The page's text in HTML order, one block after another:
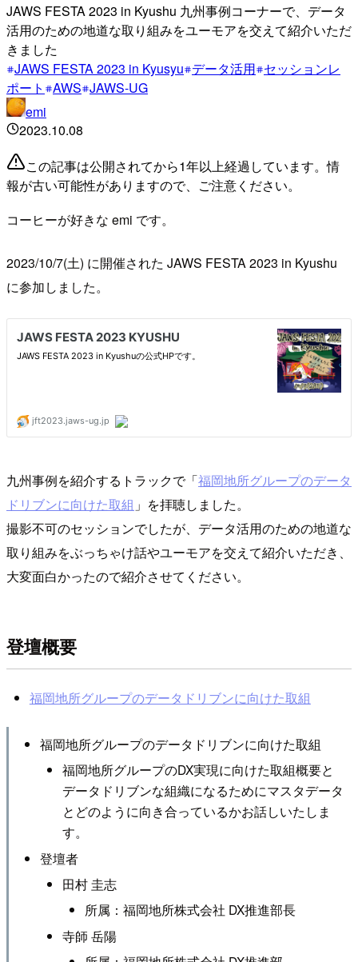
JAWS FESTA 2023 in Kyushu 九州事例コーナーで、データ
活用のための地道な取り組みをユーモアを交えて紹介いただ
きました
JAWS FESTA 2023 in Kyusyu データ活用 セッションレ
ポート
AWS JAWS-UG
emi
2023.10.08
この記事は公開されてから1年以上経過しています。情
報が古い可能性がありますので、ご注意ください。
コーヒーが好きな emi です。
2023/10/7(土) に開催された JAWS FESTA 2023 in Kyushu
に参加しました。
九州事例を紹介するトラックで「福岡地所グループのデータ
ドリブンに向けた取組 」を拝聴しました。
撮影不可のセッションでしたが、データ活用のための地道な
取り組みをぶっちゃけ話やユーモアを交えて紹介いただき、
大変面白かったので紹介させてください。
登壇概要
福岡地所グループのデータドリブンに向けた取組
福岡地所グループのデータドリブンに向けた取組
福岡地所グループのDX実現に向けた取組概要と
データドリブンな組織になるためにマスタデータ
とどのように向き合っているかお話しいたしま
す。
登壇者
田村 圭志
所属：福岡地所株式会社 DX推進部長
寺師 岳陽